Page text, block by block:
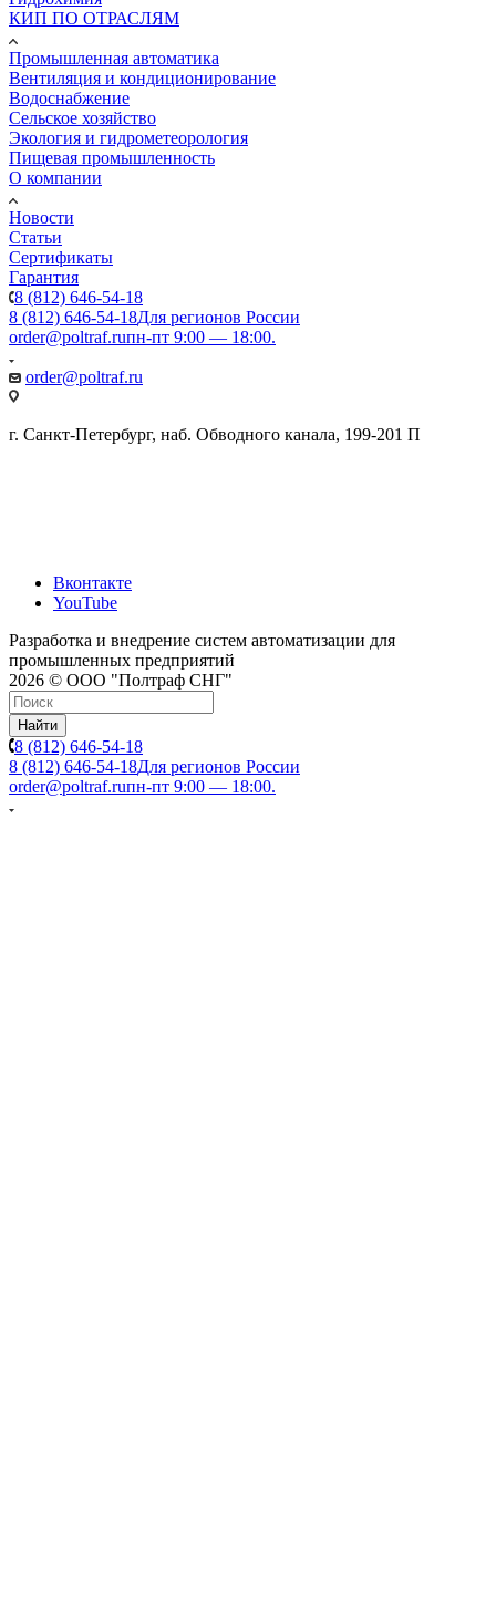
КИП ПО ОТРАСЛЯМ
Промышленная автоматика
Вентиляция и кондиционирование
Водоснабжение
Сельское хозяйство
Экология и гидрометеорология
Пищевая промышленность
О компании
Новости
Статьи
Сертификаты
Гарантия
8 (812) 646-54-18
8 (812) 646-54-18Для регионов России
order@poltraf.ruпн-пт 9:00 — 18:00.
order@poltraf.ru
г. Санкт-Петербург, наб. Обводного канала, 199-201 П
Вконтакте
YouTube
Разработка и внедрение систем автоматизации для
промышленных предприятий
2026 © ООО "Полтраф СНГ"
Найти
8 (812) 646-54-18
8 (812) 646-54-18Для регионов России
order@poltraf.ruпн-пт 9:00 — 18:00.